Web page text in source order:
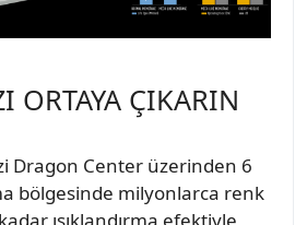
ORTAYA ÇIKARIN
Dragon Center üzerinden 6
bölgesinde milyonlarca renk